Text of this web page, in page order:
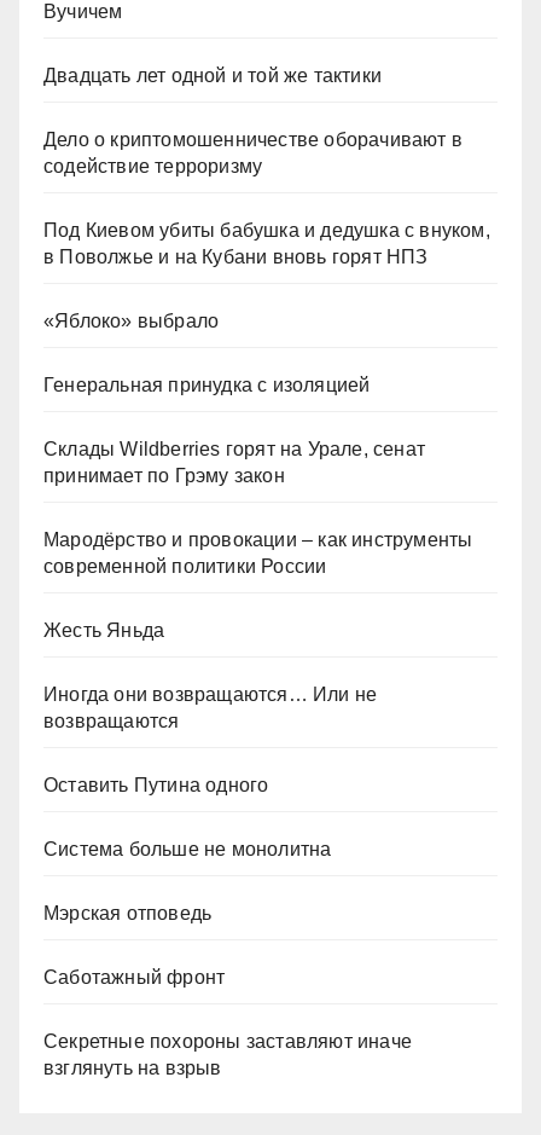
Вучичем
Двадцать лет одной и той же тактики
Дело о криптомошенничестве оборачивают в
содействие терроризму
Под Киевом убиты бабушка и дедушка с внуком,
в Поволжье и на Кубани вновь горят НПЗ
«Яблоко» выбрало
Генеральная принудка с изоляцией
Склады Wildberries горят на Урале, сенат
принимает по Грэму закон
Мародёрство и провокации – как инструменты
современной политики России
Жесть Яньда
Иногда они возвращаются… Или не
возвращаются
Оставить Путина одного
Система больше не монолитна
Мэрская отповедь
Саботажный фронт
Секретные похороны заставляют иначе
взглянуть на взрыв